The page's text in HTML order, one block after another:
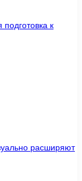
к
расширяют